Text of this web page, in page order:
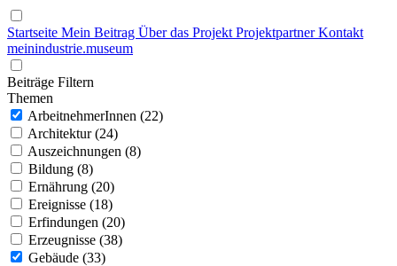
Startseite Mein Beitrag Über das Projekt ProjektpartnerKontakt
meinindustrie.museum
Beiträge Filtern
Themen
ArbeitnehmerInnen (22)
Architektur (24)
Auszeichnungen (8)
Bildung (8)
Ernährung (20)
Ereignisse (18)
Erfindungen (20)
Erzeugnisse (38)
Gebäude (33)